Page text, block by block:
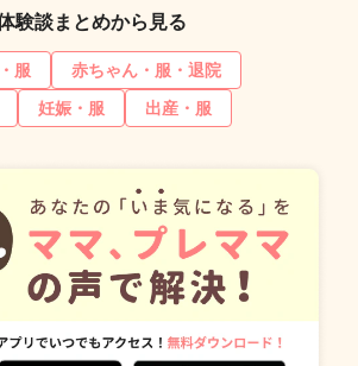
験談まとめから見る
服
赤ちゃん・服・退院
妊娠・服 出産・服